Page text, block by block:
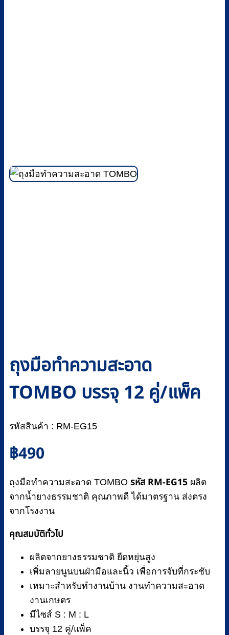
ถุงมือทำความสะอาด
TOMBO บรรจุ 12 คู่/แพ็ค
รหัสสินค้า : RM-EG15
฿490
ถุงมือทำความสะอาด TOMBO รหัส RM-EG15 ผลิต
จากน้ำยางธรรมชาติ คุณภาพดี ได้มาตรฐาน ส่งตรง
จากโรงงาน
คุณสมบัติทั่วไป
ผลิตจากยางธรรมชาติ ยืดหยุ่นสูง
เพิ่มลายนูนบนฝ่ามือและนิ้ว เพื่อการจับที่กระชับ
เหมาะสำหรับทำงานบ้าน งานทำความสะอาด
งานเกษตร
มีไซส์ S : M : L
บรรจุ 12 คู่/แพ็ค